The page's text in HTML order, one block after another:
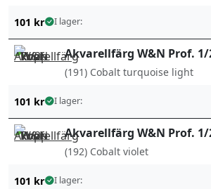
101 kr I lager:
Akvarellfärg W&N Prof.
(191) Cobalt turquoise light
101 kr I lager:
Akvarellfärg W&N Prof.
(192) Cobalt violet
101 kr I lager: